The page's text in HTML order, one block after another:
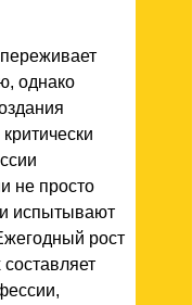
однако
не просто
и испытывают
рост